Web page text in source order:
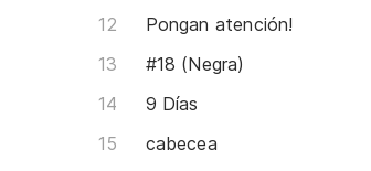
Pongan atención!
#18 (Negra)
9 Días
cabecea